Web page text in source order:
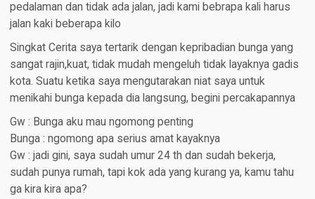
pedalaman dan tidak ada jalan, jadi kami bebrapa kali harus
jalan kaki beberapa kilo
Singkat Cerita saya tertarik dengan kepribadian bunga yang
sangat rajin,kuat, tidak mudah mengeluh tidak layaknya gadis
kota. Suatu ketika saya mengutarakan niat saya untuk
menikahi bunga kepada dia langsung, begini percakapannya
Gw : Bunga aku mau ngomong penting
Bunga : ngomong apa serius amat kayaknya
Gw : jadi gini, saya sudah umur 24 th dan sudah bekerja,
sudah punya rumah, tapi kok ada yang kurang ya, kamu tahu
ga kira kira apa?